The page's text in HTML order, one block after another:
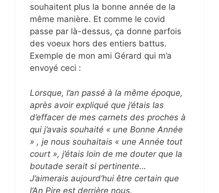
souhaitent plus la bonne année de la
même manière. Et comme le covid
passe par là-dessus, ça donne parfois
des voeux hors des entiers battus.
Exemple de mon ami Gérard qui m’a
envoyé ceci :
Lorsque, l’an passé à la même époque,
après avoir expliqué que j’étais las
d’effacer de mes carnets des proches à
qui j’avais souhaité « une Bonne Année
» , je nous souhaitais « une Année tout
court », j’étais loin de me douter que la
boutade serait si pertinente…
J’aimerais aujourd’hui être certain que
l’An Pire est derrière nous.